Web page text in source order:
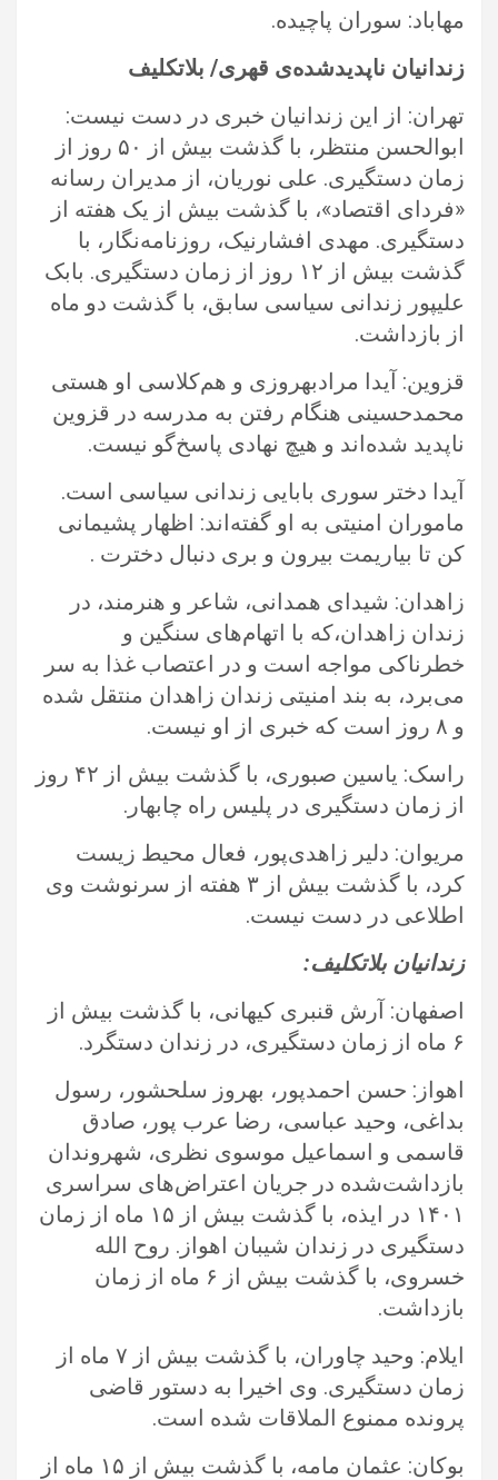
مهاباد: سوران پاچیده.‏
زندانیان ناپدیدشده‌ی قهری/ بلاتکلیف
تهران: از این زندانیان خبری در دست نیست:
ابوالحسن منتظر، با گذشت بیش از ۵۰ روز از
زمان دستگیری. علی نوریان، از مدیران رسانه‌
‏‏«فردای اقتصاد»، با گذشت بیش از یک هفته از
دستگیری. مهدی افشارنیک، روزنامه‌نگار، با
گذشت بیش از ۱۲ روز از زمان دستگیری. بابک
‏علیپور زندانی سیاسی سابق، با گذشت دو ماه
از بازداشت.‏
قزوین: آیدا مرادبهروزی و هم‌کلاسی او هستی
محمدحسینی هنگام رفتن به مدرسه در قزوین
ناپدید شده‌اند‌ و هیچ نهادی پاسخ‌گو نیست.‏
آیدا دختر سوری بابایی زندانی سیاسی است.
ماموران امنیتی به او گفته‌اند: اظهار پشیمانی
کن تا بیاریمت بیرون و بری دنبال دخترت .‏
زاهدان: شیدای همدانی، شاعر و هنرمند، در
زندان زاهدان،که با اتهام‌های سنگین و
خطرناکی مواجه است و در اعتصاب غذا به سر
می‌برد، به ‏بند امنیتی زندان زاهدان منتقل شده
و ۸ روز است که خبری از او نیست. ‏
راسک: یاسین صبوری، با گذشت بیش از ۴۲ روز
از زمان دستگیری در پلیس راه چابهار.‏
مریوان: دلیر زاهدی‌پور، فعال محیط زیست
کرد، با گذشت بیش از ۳ هفته از سرنوشت وی
اطلاعی در دست نیست.‏
زندانیان بلاتکلیف:‏
اصفهان: آرش قنبری کیهانی، با گذشت بیش از
۶ ماه از زمان دستگیری، در زندان دستگرد. ‏
اهواز: حسن احمدپور، بهروز سلحشور، رسول
بداغی، وحید عباسی، رضا عرب پور، صادق
قاسمی و اسماعیل موسوی نظری، شهروندان
‏بازداشت‌شده در جریان اعتراض‌های سراسری
۱۴۰۱ در ایذه، با گذشت بیش از ۱۵ ماه از زمان
دستگیری در زندان شیبان اهواز. روح الله
‏خسروی، با گذشت بیش از ۶ ماه از زمان
بازداشت.‏
ایلام: وحید چاوران، با گذشت بیش از ۷ ماه از
زمان دستگیری. وی اخیرا به دستور قاضی
پرونده ممنوع الملاقات شده است.‏
بوکان: عثمان مامه، با گذشت بیش از ۱۵ ماه از